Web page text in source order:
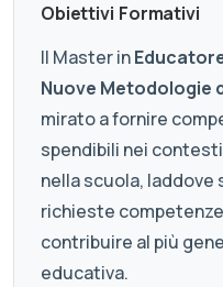
Obiettivi Formativi
Il Master in
Nuove Metodologie
mirato a fornire
spendibili nei
nella scuola,
richieste
contribuire al più
educativa.